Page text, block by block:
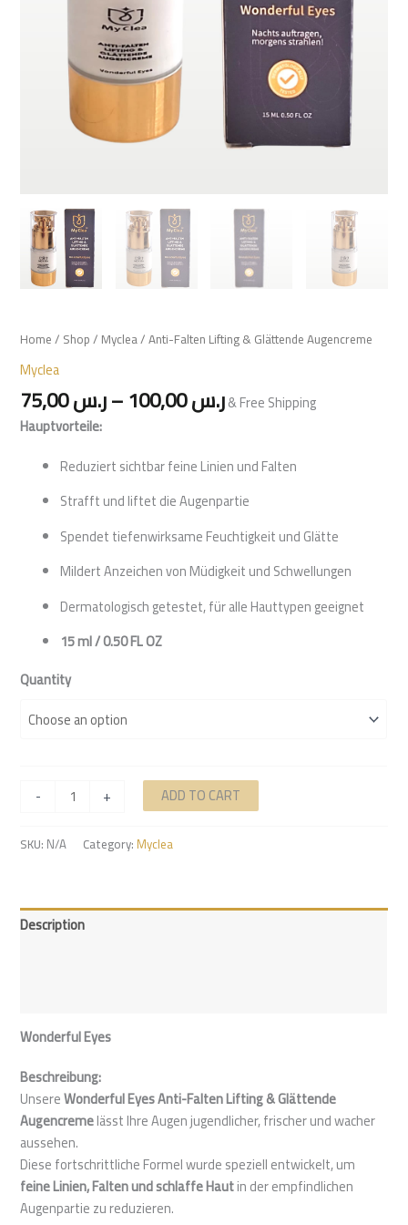
Home/ Shop/ Myclea/ Anti-Falten Lifting & Glättende Augencreme
Myclea
ر.س75,00 – ر.س100,00
& Free Shipping
Hauptvorteile:
Reduziert sichtbar feine Linien und Falten
Strafft und liftet die Augenpartie
Spendet tiefenwirksame Feuchtigkeit und Glätte
Mildert Anzeichen von Müdigkeit und Schwellungen
Dermatologisch getestet, für alle Hauttypen geeignet
15 ml / 0.50 FL OZ
Quantity
- + ADD TO CART
SKU: N/A Category: Myclea
Description
Wonderful Eyes
Beschreibung:
UnsereWonderful Eyes Anti-Falten Lifting & Glättende
Augencremelässt Ihre Augen jugendlicher, frischer und wacher
aussehen.
Diese fortschrittliche Formel wurde speziell entwickelt, um
feine Linien, Falten und schlaffe Hautin der empfindlichen
Augenpartie zu reduzieren.